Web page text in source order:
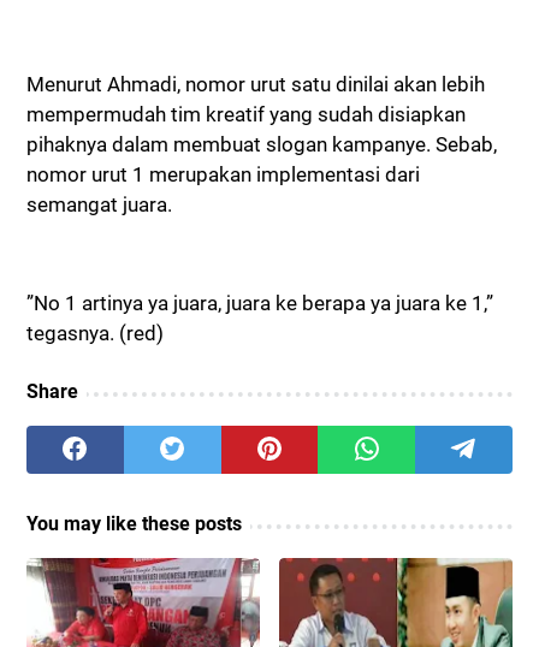
Menurut Ahmadi, nomor urut satu dinilai akan lebih
mempermudah tim kreatif yang sudah disiapkan
pihaknya dalam membuat slogan kampanye. Sebab,
nomor urut 1 merupakan implementasi dari
semangat juara.
”No 1 artinya ya juara, juara ke berapa ya juara ke 1,”
tegasnya. (red)
Share
You may like these posts